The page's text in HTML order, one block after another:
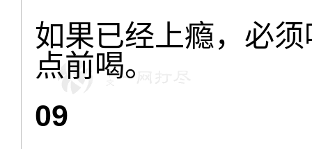
如果已经上瘾，必
点前喝。
09